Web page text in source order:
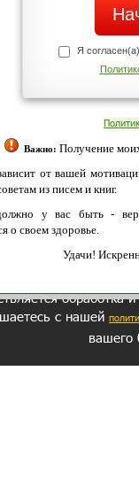
Я
Важно: Получение
от вашей
из писем и книг.
у вас быть -
о своем здоровье.
Удачи!
обработка
с нашей
вашего